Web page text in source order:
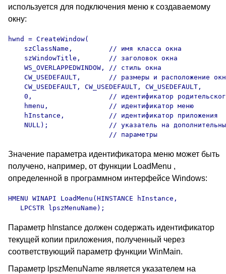
используется для подключения меню к создаваемому
окну:
hwnd = CreateWindow(
    szClassName,         // имя класса окна
    szWindowTitle,       // заголовок окна
    WS_OVERLAPPEDWINDOW, // стиль окна
CW_USEDEFAULT,       // размеры и расположение
    CW_USEDEFAULT, CW_USEDEFAULT, CW_USEDEFAULT,
0,                   // идентификатор
    hmenu,               // идентификатор меню
    hInstance,           // идентификатор приложения
NULL);               // указатель на
                         // параметры
Значение параметра идентификатора меню может быть
получено, например, от функции LoadMenu ,
определенной в программном интерфейсе Windows:
HMENU WINAPI LoadMenu(HINSTANCE hInstance,
   LPCSTR lpszMenuName);
Параметр hInstance должен содержать идентификатор
текущей копии приложения, полученный через
соответствующий параметр функции WinMain.
Параметр lpszMenuName является указателем на